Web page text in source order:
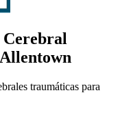
Cerebral
Allentown
traumáticas para